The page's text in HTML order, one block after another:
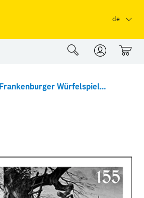
de
0
"400 Jahre Frankenburger Würfelspiel " Schwarzdruck